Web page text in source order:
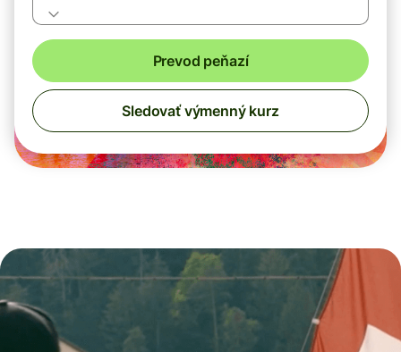
Prevod peňazí
Sledovať výmenný kurz